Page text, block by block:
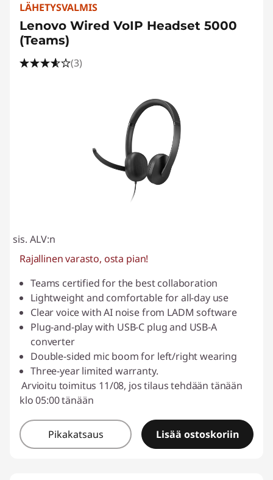
LÄHETYSVALMIS
Lenovo Wired VoIP Headset 5000
(Teams)
(3)
sis. ALV:n
Rajallinen varasto, osta pian!
Teams certified for the best collaboration
Lightweight and comfortable for all-day use
Clear voice with AI noise from LADM software
Plug-and-play with USB-C plug and USB-A
converter
Double-sided mic boom for left/right wearing
Three-year limited warranty.
Arvioitu toimitus 11/08, jos tilaus tehdään tänään
klo 05:00 tänään
Pikakatsaus Lisää ostoskoriin